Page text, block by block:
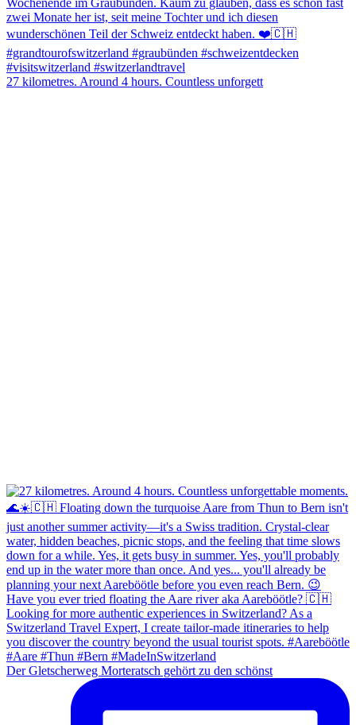
27 kilometres. Around 4 hours. Countless unforgett
Der Gletscherweg Morteratsch gehört zu den schönst